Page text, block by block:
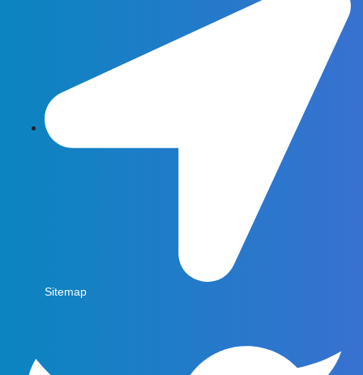
Sitemap